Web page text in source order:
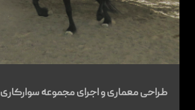
طراحی معماری و اجرای مجموعه سوارکاری